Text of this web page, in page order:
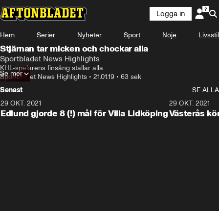
Logga in
Hem Serier Nyheter Sport Nöje Livsstil
Stjärnan tar micken och chockar alla
Sportbladet News Highlights
KHL-spelarens finsång ställar alla
Sportbladet News Highlights • 21.01.19 • 63 sek
Se mer
Senast
SE ALLA
29 OKT. 2021
Edlund gjorde 8 (!) mål för Villa Lidköping
29 OKT. 2021
Västerås